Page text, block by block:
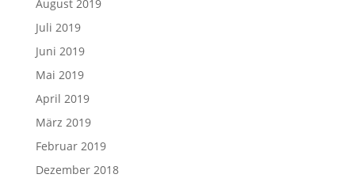
August 2019
Juli 2019
Juni 2019
Mai 2019
April 2019
März 2019
Februar 2019
Dezember 2018